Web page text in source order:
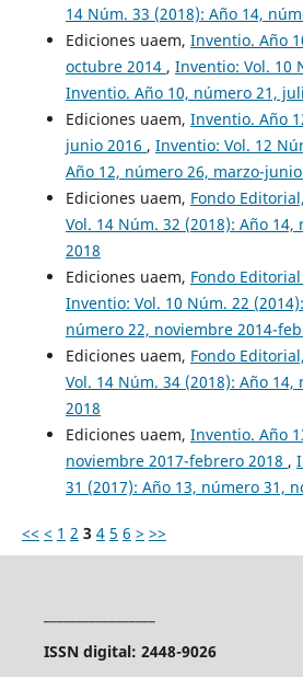
14 Núm. 33 (2018): Año 14,
Ediciones uaem, Inventio. Año
octubre 2014 , Inventio: Vol. 10
Inventio. Año 10, número 21,
Ediciones uaem, Inventio. Año
junio 2016 , Inventio: Vol. 12
Año 12, número 26, marzo-
Ediciones uaem, Fondo
Vol. 14 Núm. 32 (2018): Año
2018
Ediciones uaem, Fondo
Inventio: Vol. 10 Núm. 22
número 22, noviembre 2014-
Ediciones uaem, Fondo
Vol. 14 Núm. 34 (2018): Año
2018
Ediciones uaem, Inventio. Año
noviembre 2017-febrero 2018 ,
31 (2017): Año 13, número 31,
<< < 1 2 3 4 5 6 > >>
ISSN digital: 2448-9026